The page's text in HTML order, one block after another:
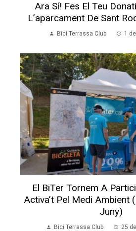
Ara Sí! Fes El Teu
L’aparcament De Sant
Bici Terrassa Club 1
El BiTer Tornem A
Activa’t Pel Medi Ambient
Juny)
Bici Terrassa Club 25